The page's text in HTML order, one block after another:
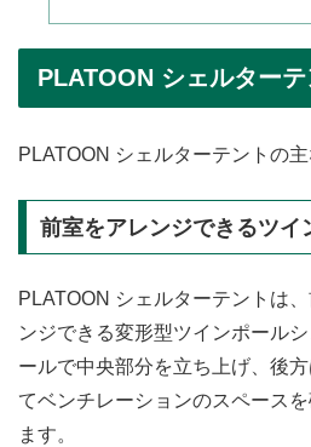
PLATOON シェルター
PLATOON シェルターテントの
前室をアレンジできるツイ
PLATOON シェルターテントは
ンジできる変形型ツインポール
ールで中央部分を立ち上げ、後
てベンチレーションのスペース
ます。